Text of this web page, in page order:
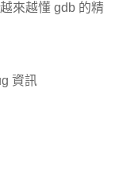
來越懂 gdb 的精
資訊